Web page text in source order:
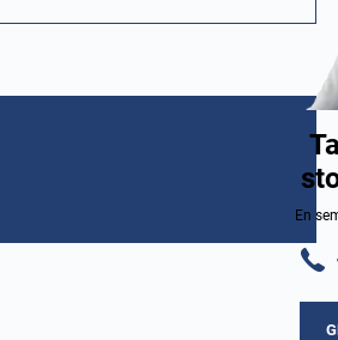
En